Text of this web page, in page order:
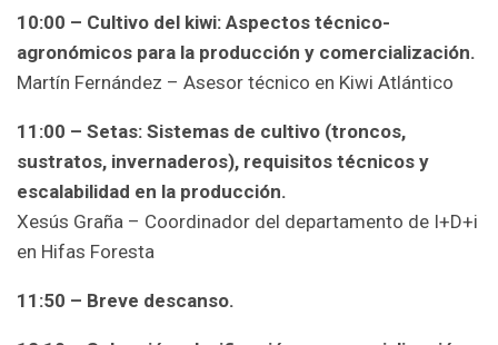
10:00 – Cultivo del kiwi: Aspectos técnico-
agronómicos para la producción y comercialización.
Martín Fernández – Asesor técnico en Kiwi Atlántico
11:00 – Setas: Sistemas de cultivo (troncos,
sustratos, invernaderos), requisitos técnicos y
escalabilidad en la producción.
Xesús Graña – Coordinador del departamento de I+D+i
en Hifas Foresta
11:50 – Breve descanso.